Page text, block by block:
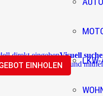
EINHOLEN
direkt eingebenVisuell
einreichen und